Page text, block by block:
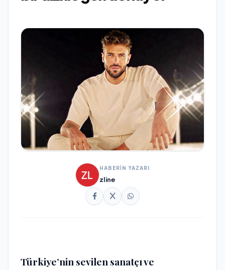
HABERİN YAZARI
zline
Türkiye’nin sevilen sanatçı ve